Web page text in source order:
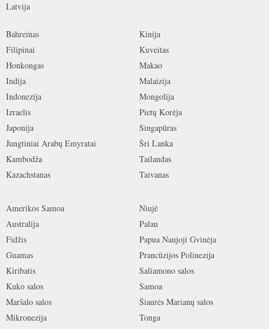
Latvija
Bahreinas
Filipinai
Honkongas
Indija
Indonezija
Izraelis
Japonija
Jungtiniai Arabų Emyratai
Kambodža
Kazachstanas
Kinija
Kuveitas
Makao
Malaizija
Mongolija
Pietų Korėja
Singapūras
Šri Lanka
Tailandas
Taivanas
Amerikos Samoa
Australija
Fidžis
Guamas
Kiribatis
Kuko salos
Maršalo salos
Mikronezija
Niujė
Palau
Papua Naujoji Gvinėja
Prancūzijos Polinezija
Saliamono salos
Samoa
Šiaurės Marianų salos
Tonga